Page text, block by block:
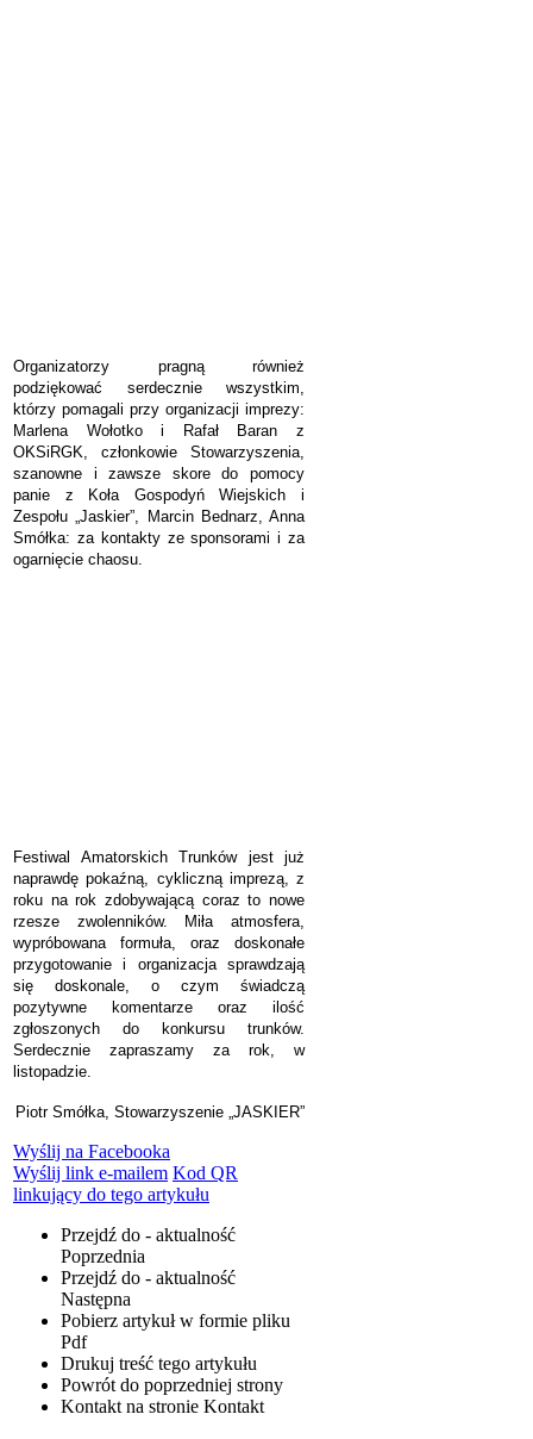
Organizatorzy pragną również
podziękować serdecznie wszystkim,
którzy pomagali przy organizacji imprezy:
Marlena Wołotko i Rafał Baran z
OKSiRGK, członkowie Stowarzyszenia,
szanowne i zawsze skore do pomocy
panie z Koła Gospodyń Wiejskich i
Zespołu „Jaskier”, Marcin Bednarz, Anna
Smółka: za kontakty ze sponsorami i za
ogarnięcie chaosu.
Festiwal Amatorskich Trunków jest już
naprawdę pokaźną, cykliczną imprezą, z
roku na rok zdobywającą coraz to nowe
rzesze zwolenników. Miła atmosfera,
wypróbowana formuła, oraz doskonałe
przygotowanie i organizacja sprawdzają
się doskonale, o czym świadczą
pozytywne komentarze oraz ilość
zgłoszonych do konkursu trunków.
Serdecznie zapraszamy za rok, w
listopadzie.
Piotr Smółka, Stowarzyszenie „JASKIER”
Wyślij na Facebooka
Wyślij link e-mailem Kod QR
linkujący do tego artykułu
Przejdź do - aktualność
Poprzednia
Przejdź do - aktualność
Następna
Pobierz artykuł w formie pliku
Pdf
Drukuj treść tego artykułu
Powrót do poprzedniej strony
Kontakt na stronie Kontakt